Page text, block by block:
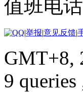
值班电
|举报|意见反馈|
GMT+8,
9 queries